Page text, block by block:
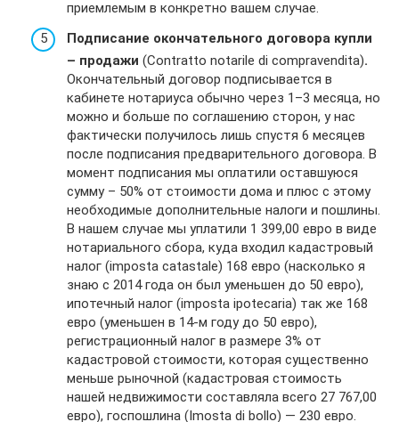
приемлемым в конкретно вашем случае.
Подписание окончательного договора купли
– продажи (Contratto notarile di compravendita).
Окончательный договор подписывается в
кабинете нотариуса обычно через 1–3 месяца, но
можно и больше по соглашению сторон, у нас
фактически получилось лишь спустя 6 месяцев
после подписания предварительного договора. В
момент подписания мы оплатили оставшуюся
сумму – 50% от стоимости дома и плюс с этому
необходимые дополнительные налоги и пошлины.
В нашем случае мы уплатили 1 399,00 евро в виде
нотариального сбора, куда входил кадастровый
налог (imposta catastale) 168 евро (насколько я
знаю с 2014 года он был уменьшен до 50 евро),
ипотечный налог (imposta ipotecaria) так же 168
евро (уменьшен в 14-м году до 50 евро),
регистрационный налог в размере 3% от
кадастровой стоимости, которая существенно
меньше рыночной (кадастровая стоимость
нашей недвижимости составляла всего 27 767,00
евро), госпошлина (Imosta di bollo) — 230 евро.